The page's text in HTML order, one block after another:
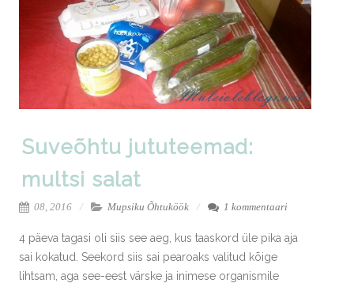
Suveõhtu jututeemad:
multsi salat
08, 2016 Mupsiku Õhtuköök 1 kommentaari
4 päeva tagasi oli siis see aeg, kus taaskord üle pika aja
sai kokatud. Seekord siis sai pearoaks valitud kõige
lihtsam, aga see-eest värske ja inimese organismile